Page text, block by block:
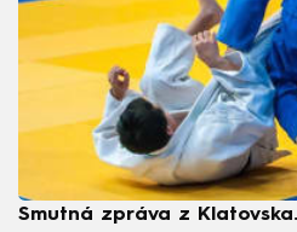
Smutná zpráva z